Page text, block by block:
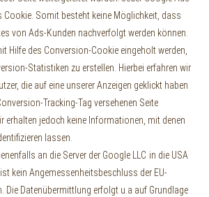
Cookie. Somit besteht keine Möglichkeit, dass
von Ads-Kunden nachverfolgt werden können.
Hilfe des Conversion-Cookie eingeholt werden,
Statistiken zu erstellen. Hierbei erfahren wir
die auf eine unserer Anzeigen geklickt haben
Tracking-Tag versehenen Seite
erhalten jedoch keine Informationen, mit denen
lassen.
an die Server der Google LLC in die USA
kein Angemessenheitsbeschluss der EU-
Die Datenübermittlung erfolgt u.a auf Grundlage